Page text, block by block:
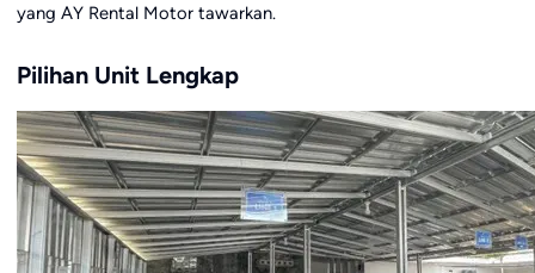
yang AY Rental Motor tawarkan.
Pilihan Unit Lengkap